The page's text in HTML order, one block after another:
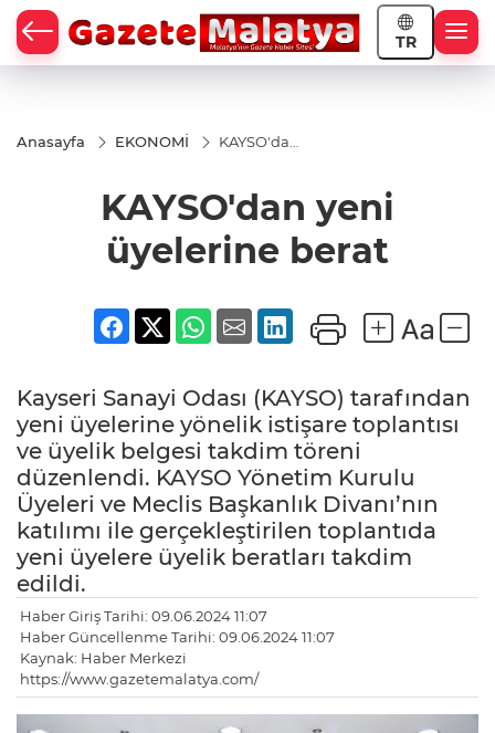
TR
Anasayfa EKONOMİ
KAYSO'dan
berat
KAYSO'dan yeni
üyelerine berat
Kayseri Sanayi Odası (KAYSO) tarafından
yeni üyelerine yönelik istişare toplantısı
ve üyelik belgesi takdim töreni
düzenlendi. KAYSO Yönetim Kurulu
Üyeleri ve Meclis Başkanlık Divanı’nın
katılımı ile gerçekleştirilen toplantıda
yeni üyelere üyelik beratları takdim
edildi.
Haber Giriş Tarihi: 09.06.2024 11:07
Haber Güncellenme Tarihi: 09.06.2024 11:07
Kaynak: Haber Merkezi
https://www.gazetemalatya.com/